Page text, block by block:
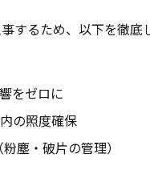
するため、以下を徹底
をゼロに
の照度確保
塵・破片の管理）